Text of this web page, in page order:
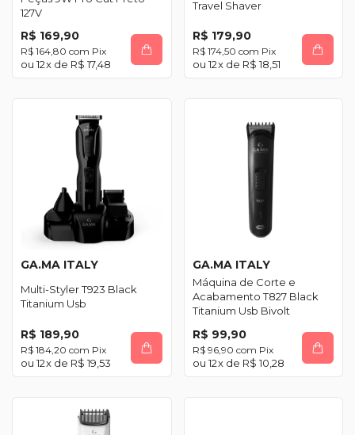
127V
R$ 169,90
R$ 164,80 com Pix
12x de R$ 17,48
Travel Shaver
R$ 179,90
R$ 174,50 com Pix
12x de R$ 18,51
GA.MA ITALY
Multi-Styler T923 Black
Titanium Usb
R$ 189,90
R$ 184,20 com Pix
12x de R$ 19,53
GA.MA ITALY
Máquina de Corte e
Acabamento T827 Black
Titanium Usb Bivolt
R$ 99,90
R$ 96,90 com Pix
12x de R$ 10,28